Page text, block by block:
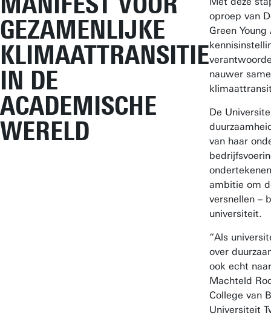
GEZAMENLIJKE
KLIMAATTRANSITIE
IN DE
ACADEMISCHE
WERELD
oproep van
Green
nauwer
De
van haar
ambitie om
versnellen –
universiteit.
“Als
over
ook echt
Machteld
College van
Universiteit